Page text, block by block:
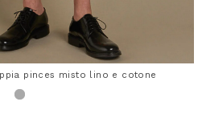
pinces misto lino e cotone